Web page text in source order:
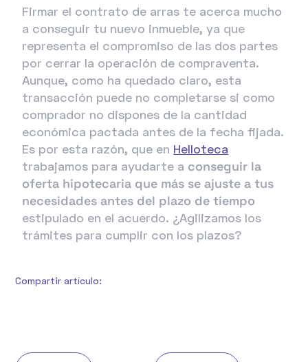
Firmar el contrato de arras te acerca mucho
a conseguir tu nuevo inmueble, ya que
representa el compromiso de las dos partes
por cerrar la operación de compraventa.
Aunque, como ha quedado claro, esta
transacción puede no completarse si como
comprador no dispones de la cantidad
económica pactada antes de la fecha fijada.
Es por esta razón, que en Helloteca
trabajamos para ayudarte a conseguir la
oferta hipotecaria que más se ajuste a tus
necesidades antes del plazo de tiempo
estipulado en el acuerdo. ¿Agilizamos los
trámites para cumplir con los plazos?
Compartir artículo: